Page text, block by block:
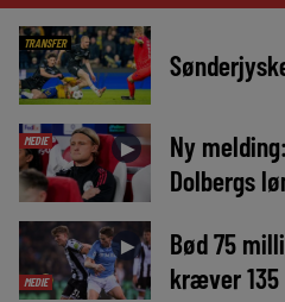
TRANSFER
MEDIE ►
Ny
Dolbergs
MEDIE
►
Bød 75
kræver 135